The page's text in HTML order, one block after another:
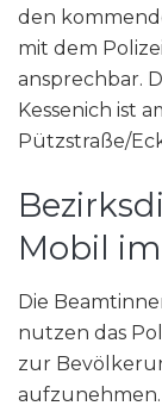
den
mit dem
ansprechbar.
Kessenich ist
Pützstraße/
Mobil
Die
nutzen das
zur
aufzunehmen.